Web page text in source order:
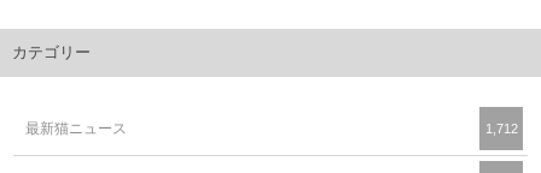
カテゴリー
最新猫ニュース 1,712